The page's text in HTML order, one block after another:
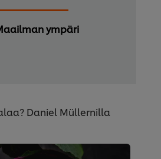
ympäri
Daniel Müllernilla